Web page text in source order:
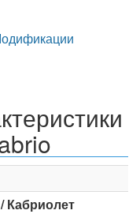
Кабриолет